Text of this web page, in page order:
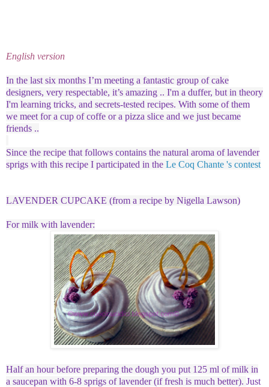
English version
In the last six months I’m meeting a fantastic group of cake
designers, very respectable, it’s amazing .. I'm a duffer, but in theory
I'm learning tricks, and secrets-tested recipes. With some of them
we meet for a cup of coffe or a pizza slice and we just became
friends ..
Since the recipe that follows contains the natural aroma of lavender
sprigs with this recipe I participated in the Le Coq Chante 's contest
LAVENDER CUPCAKE (from a recipe by Nigella Lawson)
For milk with lavender:
Half an hour before preparing the dough you put 125 ml of milk in
a saucepan with 6-8 sprigs of lavender (if fresh is much better). Just